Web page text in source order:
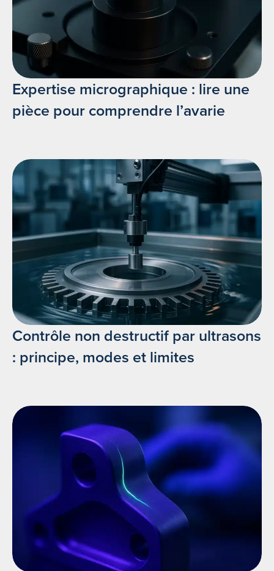
Expertise micrographique : lire une
pièce pour comprendre l’avarie
Contrôle non destructif par ultrasons
: principe, modes et limites